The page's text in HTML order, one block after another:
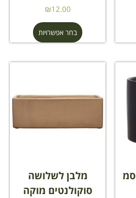
₪12.00
בחר אפשרויות
קרמיקה קוטר 9 סמ
מלבן לשלושה
סוקולנטים מוקה